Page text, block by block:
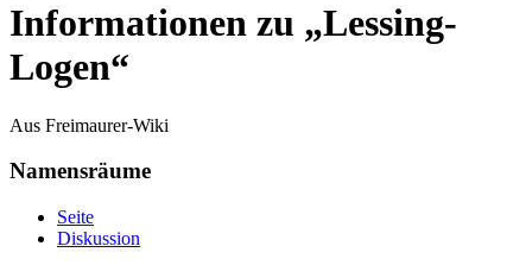
Informationen zu „Lessing-
Logen“
Aus Freimaurer-Wiki
Namensräume
Seite
Diskussion